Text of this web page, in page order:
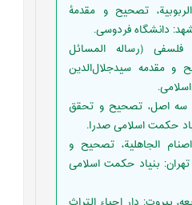
شواهد الربوبیة، تصحیح و مقدمۀ
دانشگاه فردوسی.
رسائل فلسفی (رساله المسائل
و مقدمه سیدجلال‌الدین
رسالۀ سه اصل، تصحیح و تحقق
حکمت اسلامی صدرا.
کسر اصنام الجاهلیة، تصحیح و
بنیاد حکمت اسلامی